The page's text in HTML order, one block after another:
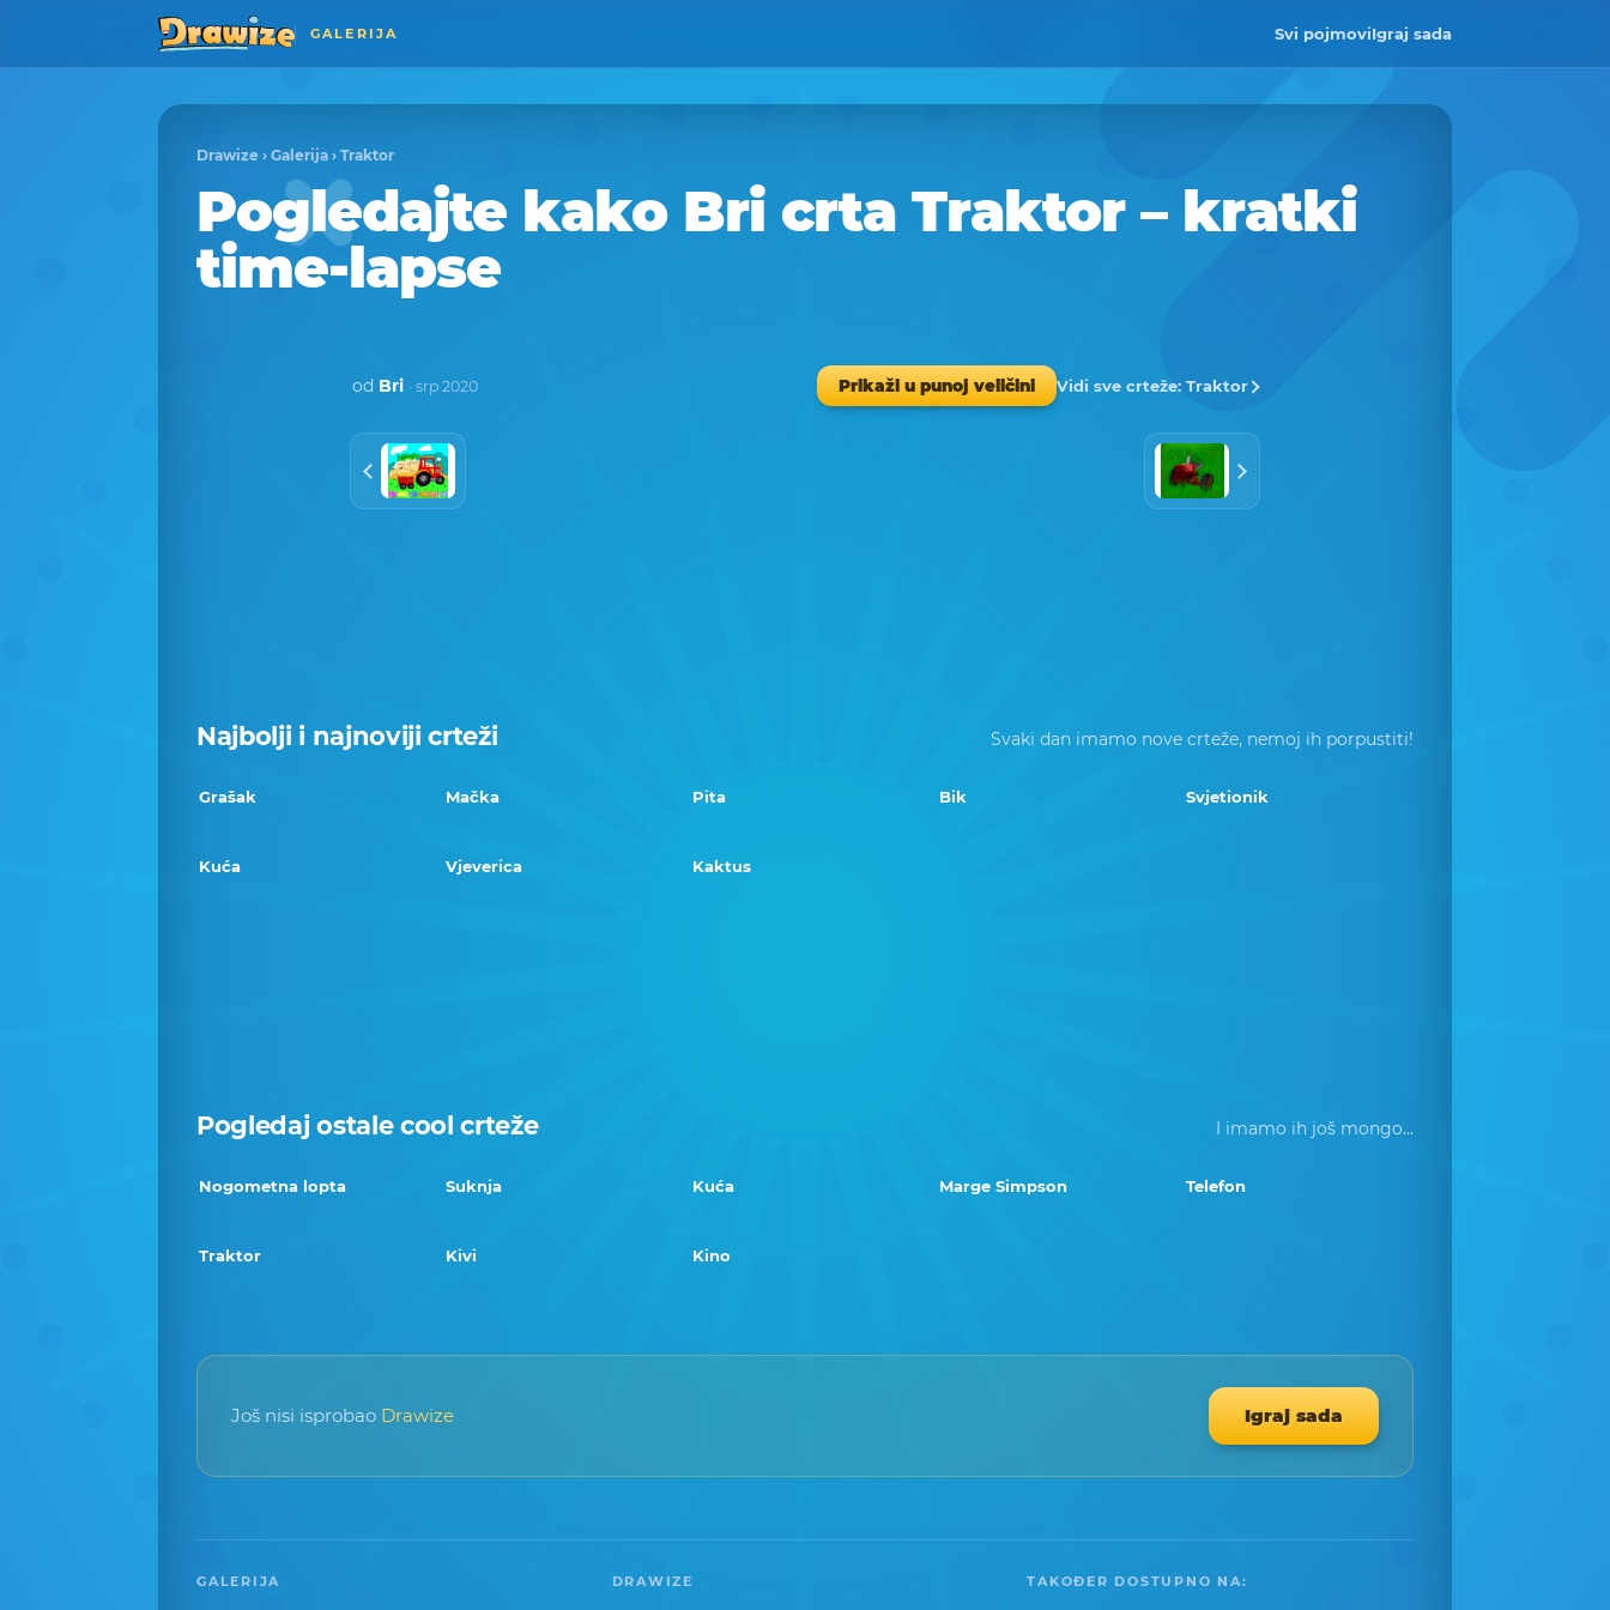
GALERIJA Svi pojmoviIgraj sada
Drawize › Galerija › Traktor
Pogledajte kako Bri crta Traktor – kratki
time-lapse
od Bri · srp 2020 Prikaži u punoj veličini Vidi sve crteže: Traktor
Najbolji i najnoviji crteži Svaki dan imamo nove crteže, nemoj ih porpustiti!
Grašak Mačka Pita Bik Svjetionik
Kuća Vjeverica Kaktus
Pogledaj ostale cool crteže I imamo ih još mongo...
Nogometna lopta Suknja Kuća Marge Simpson Telefon
Traktor Kivi Kino
Još nisi isprobao Drawize Igraj sada
GALERIJA DRAWIZE TAKOĐER DOSTUPNO NA: